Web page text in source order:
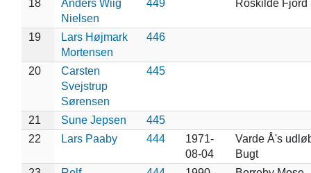
18
Anders Wiig
Nielsen
449 Roskilde Fjord
19
Lars Højmark
Mortensen
446
20
Carsten
Svejstrup
Sørensen
445
21 Sune Jepsen
445
22
Lars Paaby 444
1971-
08-04
Varde Å's
Bugt